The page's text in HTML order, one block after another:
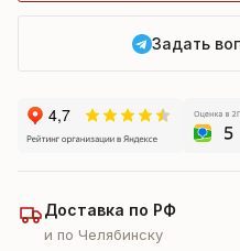
Задать
Доставка по РФ
и по Челябинску